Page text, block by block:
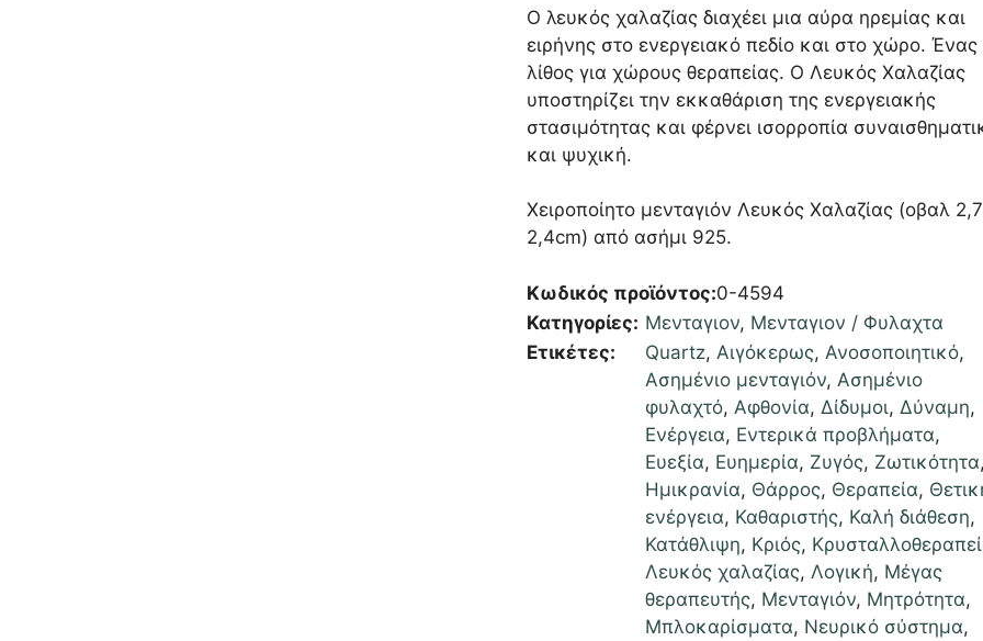
Ο λευκός χαλαζίας διαχέει μια αύρα ηρεμίας και
ειρήνης στο ενεργειακό πεδίο και στο χώρο. Ένας
λίθος για χώρους θεραπείας. Ο Λευκός Χαλαζίας
υποστηρίζει την εκκαθάριση της ενεργειακής
στασιμότητας και φέρνει ισορροπία
και ψυχική.
Χειροποίητο μενταγιόν Λευκός Χαλαζίας (οβαλ
2,4cm) από ασήμι 925.
Κωδικός προϊόντος:0-4594
Κατηγορίες: Μενταγιον, Μενταγιον / Φυλαχτα
Ετικέτες:
Quartz, Αιγόκερως, Ανοσοποιητικό,
Ασημένιο μενταγιόν, Ασημένιο
φυλαχτό, Αφθονία, Δίδυμοι, Δύναμη,
Ενέργεια, Εντερικά προβλήματα,
Ευεξία, Ευημερία, Ζυγός, Ζωτικότητα
Ημικρανία, Θάρρος, Θεραπεία,
ενέργεια, Καθαριστής, Καλή διάθεση,
Κατάθλιψη, Κριός,
Λευκός χαλαζίας, Λογική, Μέγας
θεραπευτής, Μενταγιόν, Μητρότητα,
Μπλοκαρίσματα, Νευρικό σύστημα,